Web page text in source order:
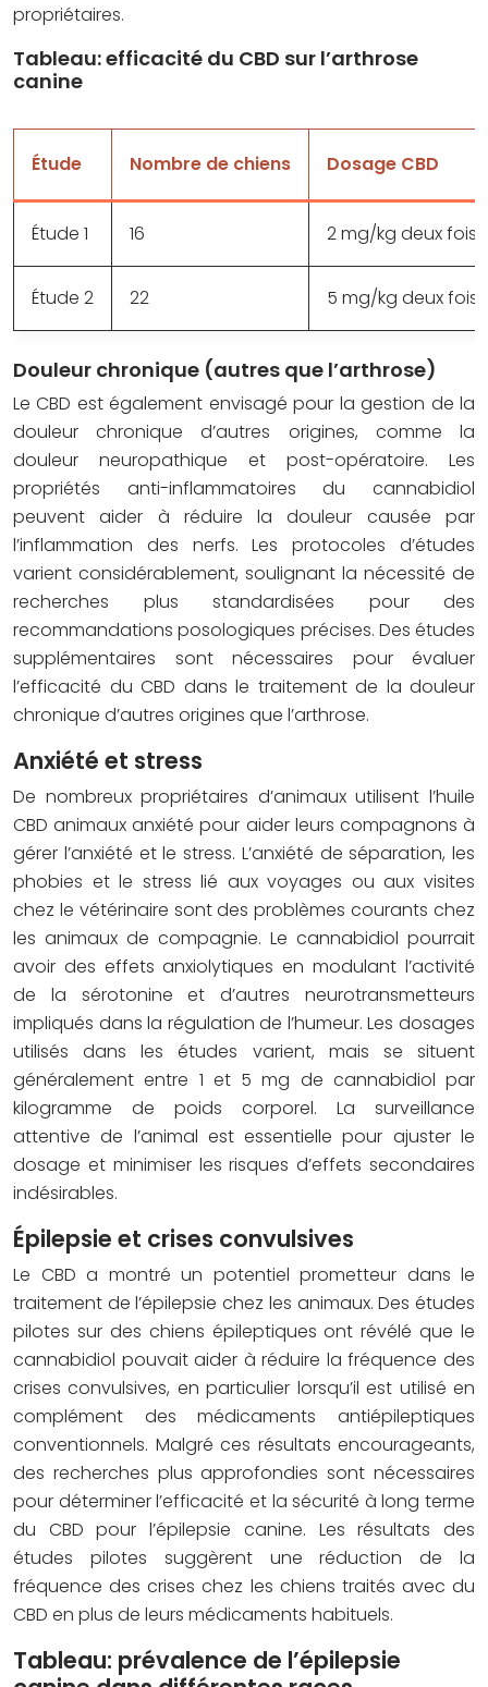
propriétaires.
Tableau: efficacité du CBD sur l’arthrose
canine
Étude Nombre de chiens Dosage CBD
Étude 1 16 2 mg/kg deux fois
Étude 2 22 5 mg/kg deux fois
Douleur chronique (autres que l’arthrose)
Le CBD est également envisagé pour la gestion de la
douleur chronique d’autres origines, comme la
douleur neuropathique et post-opératoire. Les
propriétés anti-inflammatoires du cannabidiol
peuvent aider à réduire la douleur causée par
l’inflammation des nerfs. Les protocoles d’études
varient considérablement, soulignant la nécessité de
recherches plus standardisées pour des
recommandations posologiques précises. Des études
supplémentaires sont nécessaires pour évaluer
l’efficacité du CBD dans le traitement de la douleur
chronique d’autres origines que l’arthrose.
Anxiété et stress
De nombreux propriétaires d’animaux utilisent l’huile
CBD animaux anxiété pour aider leurs compagnons à
gérer l’anxiété et le stress. L’anxiété de séparation, les
phobies et le stress lié aux voyages ou aux visites
chez le vétérinaire sont des problèmes courants chez
les animaux de compagnie. Le cannabidiol pourrait
avoir des effets anxiolytiques en modulant l’activité
de la sérotonine et d’autres neurotransmetteurs
impliqués dans la régulation de l’humeur. Les dosages
utilisés dans les études varient, mais se situent
généralement entre 1 et 5 mg de cannabidiol par
kilogramme de poids corporel. La surveillance
attentive de l’animal est essentielle pour ajuster le
dosage et minimiser les risques d’effets secondaires
indésirables.
Épilepsie et crises convulsives
Le CBD a montré un potentiel prometteur dans le
traitement de l’épilepsie chez les animaux. Des études
pilotes sur des chiens épileptiques ont révélé que le
cannabidiol pouvait aider à réduire la fréquence des
crises convulsives, en particulier lorsqu’il est utilisé en
complément des médicaments antiépileptiques
conventionnels. Malgré ces résultats encourageants,
des recherches plus approfondies sont nécessaires
pour déterminer l’efficacité et la sécurité à long terme
du CBD pour l’épilepsie canine. Les résultats des
études pilotes suggèrent une réduction de la
fréquence des crises chez les chiens traités avec du
CBD en plus de leurs médicaments habituels.
Tableau: prévalence de l’épilepsie